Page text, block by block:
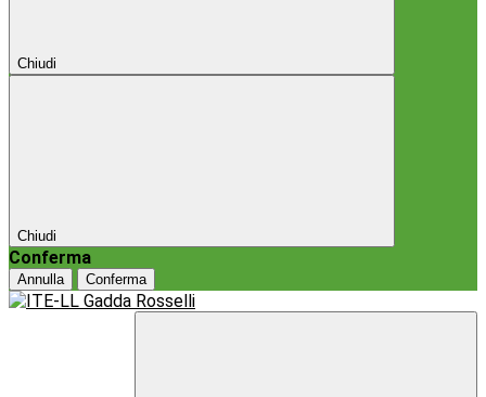
Chiudi
Chiudi
Conferma
Annulla Conferma